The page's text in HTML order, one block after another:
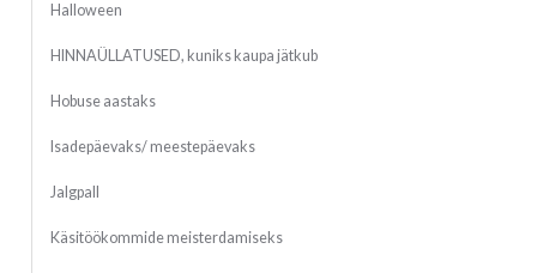
Halloween
HINNAÜLLATUSED, kuniks kaupa jätkub
Hobuse aastaks
Isadepäevaks/ meestepäevaks
Jalgpall
Käsitöökommide meisterdamiseks